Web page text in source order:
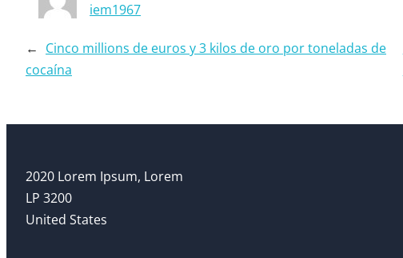
iem1967
← Cinco millions de euros y 3 kilos de oro por toneladas de
cocaína
2020 Lorem Ipsum, Lorem
LP 3200
United States